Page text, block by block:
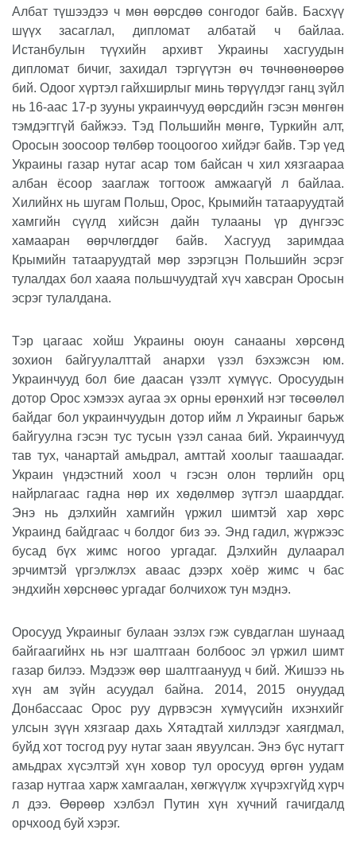
Албат түшээдээ ч мөн өөрсдөө сонгодог байв. Басхүү
шүүх засаглал, дипломат албатай ч байлаа.
Истанбулын түүхийн архивт Украины хасгуудын
дипломат бичиг, захидал тэргүүтэн өч төчнөөнөөрөө
бий. Одоог хүртэл гайхширлыг минь төрүүлдэг ганц зүйл
нь 16-аас 17-р зууны украинчууд өөрсдийн гэсэн мөнгөн
тэмдэгтгүй байжээ. Тэд Польшийн мөнгө, Туркийн алт,
Оросын зоосоор төлбөр тооцоогоо хийдэг байв. Тэр үед
Украины газар нутаг асар том байсан ч хил хязгаараа
албан ёсоор зааглаж тогтоож амжаагүй л байлаа.
Хилийнх нь шугам Польш, Орос, Крымийн татааруудтай
хамгийн сүүлд хийсэн дайн тулааны үр дүнгээс
хамааран өөрчлөгддөг байв. Хасгууд заримдаа
Крымийн татааруудтай мөр зэрэгцэн Польшийн эсрэг
тулалдах бол хааяа польшчуудтай хүч хавсран Оросын
эсрэг тулалдана.
Тэр цагаас хойш Украины оюун санааны хөрсөнд
зохион байгуулалттай анархи үзэл бэхэжсэн юм.
Украинчууд бол бие даасан үзэлт хүмүүс. Оросуудын
дотор Орос хэмээх аугаа эх орны ерөнхий нэг төсөөлөл
байдаг бол украинчуудын дотор ийм л Украиныг барьж
байгуулна гэсэн тус тусын үзэл санаа бий. Украинчууд
тав тух, чанартай амьдрал, амттай хоолыг таашаадаг.
Украин үндэстний хоол ч гэсэн олон төрлийн орц
найрлагаас гадна нөр их хөдөлмөр зүтгэл шаарддаг.
Энэ нь дэлхийн хамгийн үржил шимтэй хар хөрс
Украинд байдгаас ч болдог биз ээ. Энд гадил, жүржээс
бусад бүх жимс ногоо ургадаг. Дэлхийн дулаарал
эрчимтэй үргэлжлэх аваас дээрх хоёр жимс ч бас
эндхийн хөрснөөс ургадаг болчихож тун мэднэ.
Оросууд Украиныг булаан эзлэх гэж сувдаглан шунаад
байгаагийнх нь нэг шалтгаан болбоос эл үржил шимт
газар билээ. Мэдээж өөр шалтгаанууд ч бий. Жишээ нь
хүн ам зүйн асуудал байна. 2014, 2015 онуудад
Донбассаас Орос руу дүрвэсэн хүмүүсийн ихэнхийг
улсын зүүн хязгаар дахь Хятадтай хиллэдэг хаягдмал,
буйд хот тосгод руу нутаг заан явуулсан. Энэ бүс нутагт
амьдрах хүсэлтэй хүн ховор тул оросууд өргөн уудам
газар нутгаа харж хамгаалан, хөгжүүлж хүчрэхгүйд хүрч
л дээ. Өөрөөр хэлбэл Путин хүн хүчний гачигдалд
орчхоод буй хэрэг.